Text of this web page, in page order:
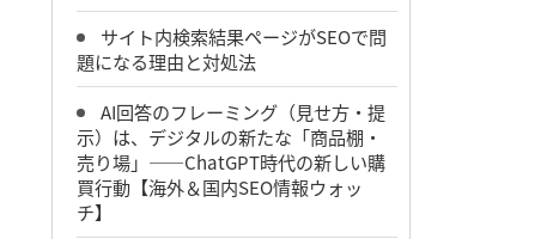
サイト内検索結果ページがSEOで問
題になる理由と対処法
AI回答のフレーミング（見せ方・提
示）は、デジタルの新たな「商品棚・
売り場」――ChatGPT時代の新しい購
買行動【海外＆国内SEO情報ウォッ
チ】